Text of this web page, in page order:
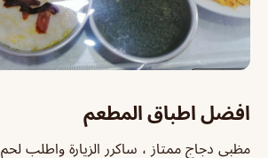
افضل اطباق المطعم
مظبي دجاج ممتاز ، ساكرر الزيارة واطلب لحم